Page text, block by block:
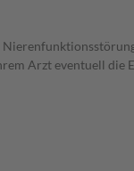
Arzt eventuell